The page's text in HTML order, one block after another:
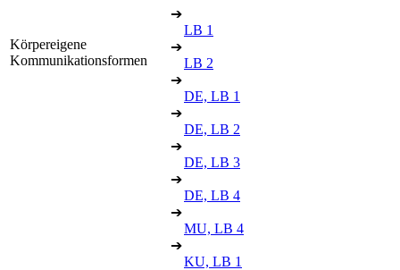
Körpereigene
Kommunikationsformen
➔
LB 1
➔
LB 2
➔
DE, LB 1
➔
DE, LB 2
➔
DE, LB 3
➔
DE, LB 4
➔
MU, LB 4
➔
KU, LB 1